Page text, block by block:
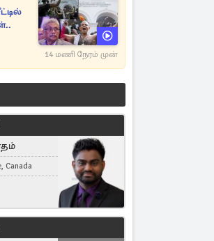
14 மணி நேரம் முன்
Canada